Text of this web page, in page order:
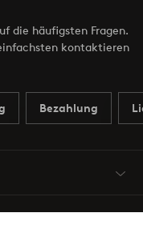
die häufigsten Fragen.
kontaktieren
Bezahlung